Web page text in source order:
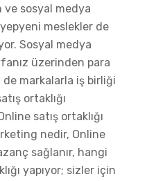
ve sosyal medya
meslekler de
Sosyal medya
üzerinden para
markalarla iş birliği
ortaklığı
satış ortaklığı
nedir, Online
sağlanır, hangi
yapıyor; sizler için